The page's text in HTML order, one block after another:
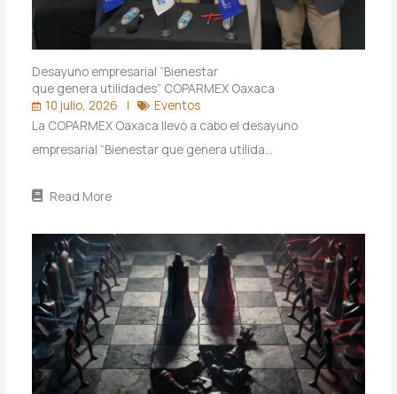
Desayuno empresarial “Bienestar
que genera utilidades” COPARMEX Oaxaca
10 julio, 2026
Eventos
La COPARMEX Oaxaca llevó a cabo el desayuno
empresarial “Bienestar que genera utilida…
Read More